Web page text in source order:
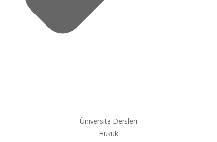
Üniversite Dersleri
Hukuk